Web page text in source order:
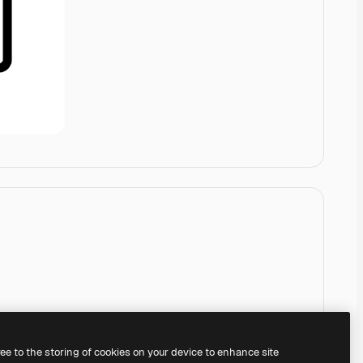
to the storing of cookies on your device to enhance site